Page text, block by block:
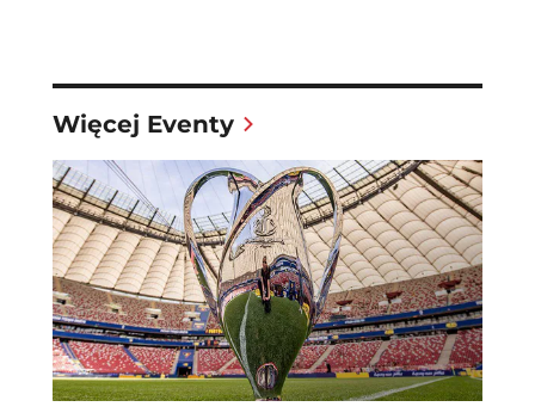
Więcej Eventy